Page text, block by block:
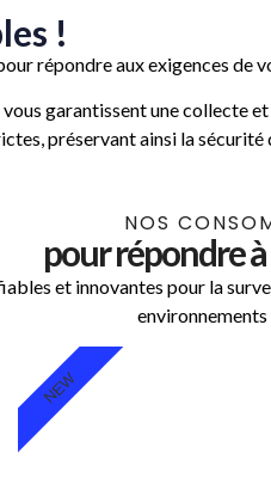
!
répondre aux exigences de
garantissent une collecte
préservant ainsi la
NOS
pour répondre
et innovantes pour la
environnements
NEW